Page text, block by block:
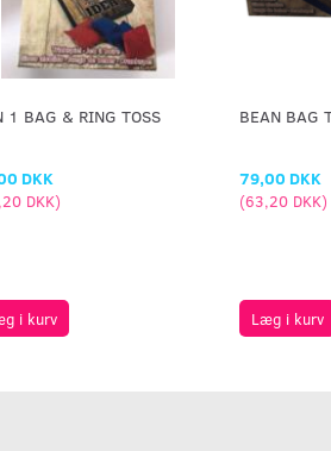
1 BAG & RING TOSS
DKK
DKK)
i kurv
BEAN BAG
79,00 DKK
(63,20 DKK)
Læg i kurv